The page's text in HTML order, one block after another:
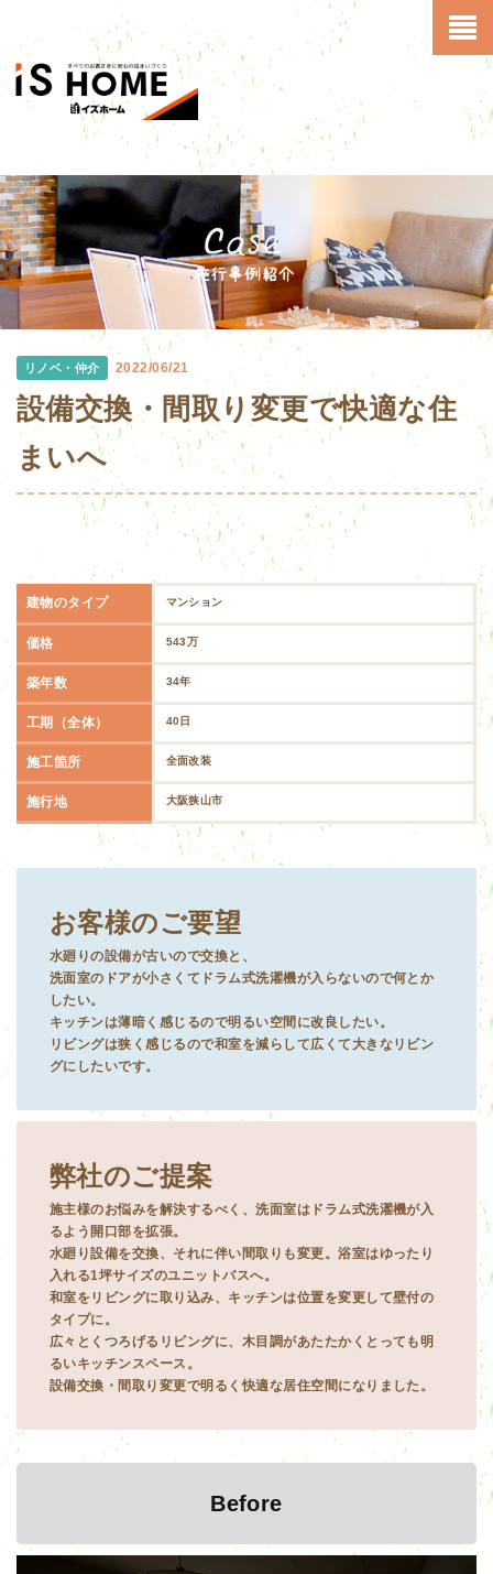
リノベ・仲介 2022/06/21
設備交換・間取り変更で快適な住
まいへ
建物のタイプ マンション
価格 543万
築年数 34年
工期（全体） 40日
施工箇所 全面改装
施行地 大阪狭山市
お客様のご要望
水廻りの設備が古いので交換と、
洗面室のドアが小さくてドラム式洗濯機が入らないので何とか
したい。
キッチンは薄暗く感じるので明るい空間に改良したい。
リビングは狭く感じるので和室を減らして広くて大きなリビン
グにしたいです。
弊社のご提案
施主様のお悩みを解決するべく、洗面室はドラム式洗濯機が入
るよう開口部を拡張。
水廻り設備を交換、それに伴い間取りも変更。浴室はゆったり
入れる1坪サイズのユニットバスへ。
和室をリビングに取り込み、キッチンは位置を変更して壁付の
タイプに。
広々とくつろげるリビングに、木目調があたたかくとっても明
るいキッチンスペース。
設備交換・間取り変更で明るく快適な居住空間になりました。
Before